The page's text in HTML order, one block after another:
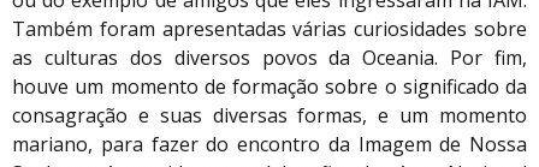
Também foram apresentadas várias curiosidades sobre
as culturas dos diversos povos da Oceania. Por fim,
houve um momento de formação sobre o significado da
consagração e suas diversas formas, e um momento
mariano, para fazer do encontro da Imagem de Nossa